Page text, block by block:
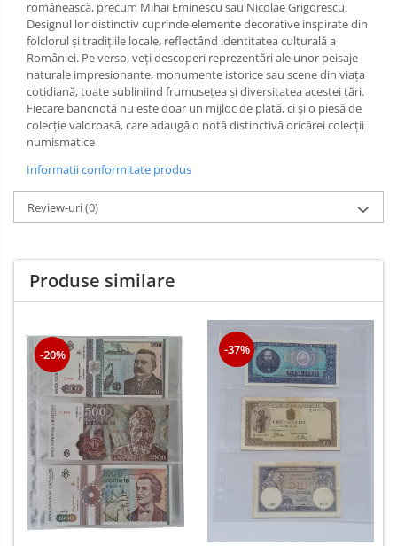
românească, precum Mihai Eminescu sau Nicolae Grigorescu.
Designul lor distinctiv cuprinde elemente decorative inspirate din
folclorul și tradițiile locale, reflectând identitatea culturală a
României. Pe verso, veți descoperi reprezentări ale unor peisaje
naturale impresionante, monumente istorice sau scene din viața
cotidiană, toate subliniind frumusețea și diversitatea acestei țări.
Fiecare bancnotă nu este doar un mijloc de plată, ci și o piesă de
colecție valoroasă, care adaugă o notă distinctivă oricărei colecții
numismatice
Informatii conformitate produs
Review-uri(0)
Produse similare
-20% -37%